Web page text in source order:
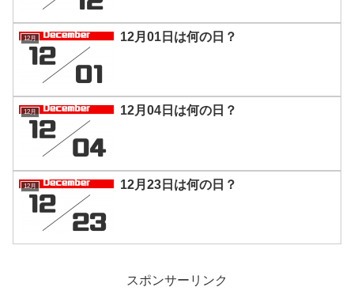
12月 12月01日は何の日？
12月 12月04日は何の日？
12月 12月23日は何の日？
スポンサーリンク